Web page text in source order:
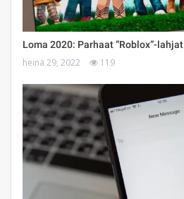
Loma 2020: Parhaat ”Roblox”-lahjat
heinä 29, 2022 119